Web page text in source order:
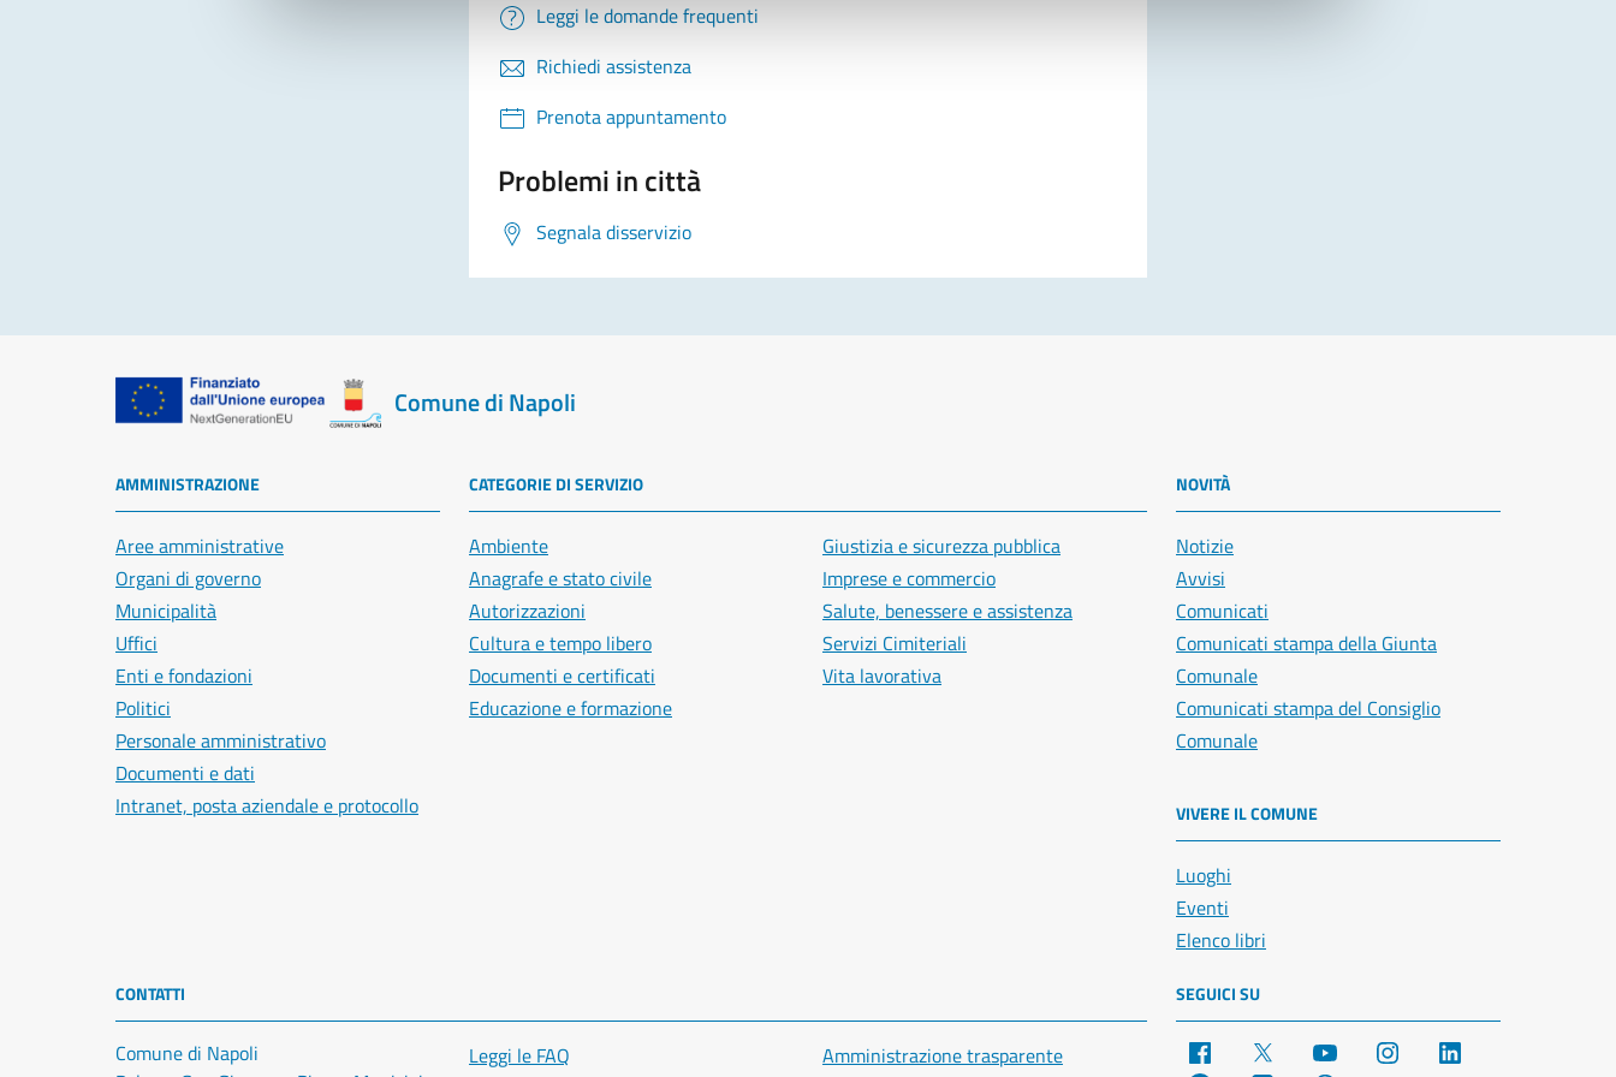
Leggi le domande frequenti
Richiedi assistenza
Prenota appuntamento
Problemi in città
Segnala disservizio
Comune di Napoli
AMMINISTRAZIONE
Aree amministrative
Organi di governo
Municipalità
Uffici
Enti e fondazioni
Politici
Personale amministrativo
Documenti e dati
Intranet, posta aziendale e protocollo
CATEGORIE DI SERVIZIO
Ambiente
Anagrafe e stato civile
Autorizzazioni
Cultura e tempo libero
Documenti e certificati
Educazione e formazione
Giustizia e sicurezza pubblica
Imprese e commercio
Salute, benessere e assistenza
Servizi Cimiteriali
Vita lavorativa
NOVITÀ
Notizie
Avvisi
Comunicati
Comunicati stampa della Giunta
Comunale
Comunicati stampa del Consiglio
Comunale
VIVERE IL COMUNE
Luoghi
Eventi
Elenco libri
CONTATTI
Comune di Napoli
Leggi le FAQ
Amministrazione trasparente
SEGUICI SU
Facebook YouTube Instagram